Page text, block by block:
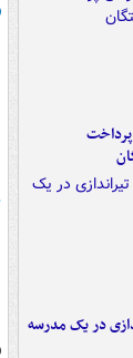
در یک مدرسه